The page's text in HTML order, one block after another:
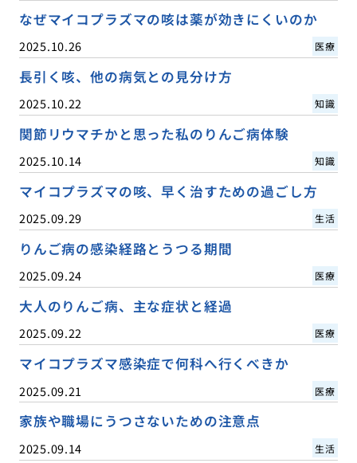
なぜマイコプラズマの咳は薬が効きにくいのか
2025.10.26 医療
長引く咳、他の病気との見分け方
2025.10.22 知識
関節リウマチかと思った私のりんご病体験
2025.10.14 知識
マイコプラズマの咳、早く治すための過ごし方
2025.09.29 生活
りんご病の感染経路とうつる期間
2025.09.24 医療
大人のりんご病、主な症状と経過
2025.09.22 医療
マイコプラズマ感染症で何科へ行くべきか
2025.09.21 医療
家族や職場にうつさないための注意点
2025.09.14 生活